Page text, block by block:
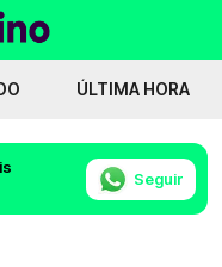
ÚLTIMA HORA
Seguir